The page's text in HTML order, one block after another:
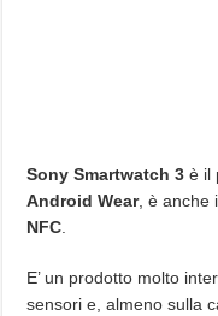
Sony Smartwatch 3 è il
Android Wear, è anche
NFC.
E’ un prodotto molto
sensori e, almeno sulla